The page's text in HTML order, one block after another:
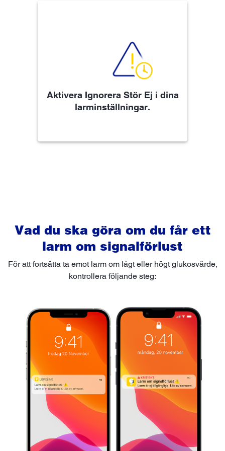
Aktivera Ignorera Stör Ej i dina
larminställningar.
Vad du ska göra om du får ett
larm om signalförlust
För att fortsätta ta emot larm om lågt eller högt glukosvärde,
kontrollera följande steg: